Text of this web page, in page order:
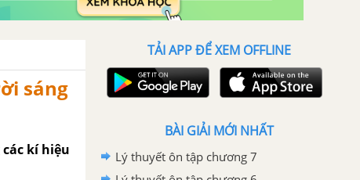
sáng
kí hiệu
TẢI APP ĐỂ XEM OFFLINE
BÀI GIẢI MỚI NHẤT
Lý thuyết ôn tập chương 7